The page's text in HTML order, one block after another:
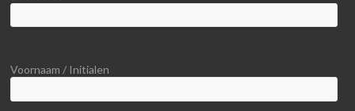
Voornaam / Initialen